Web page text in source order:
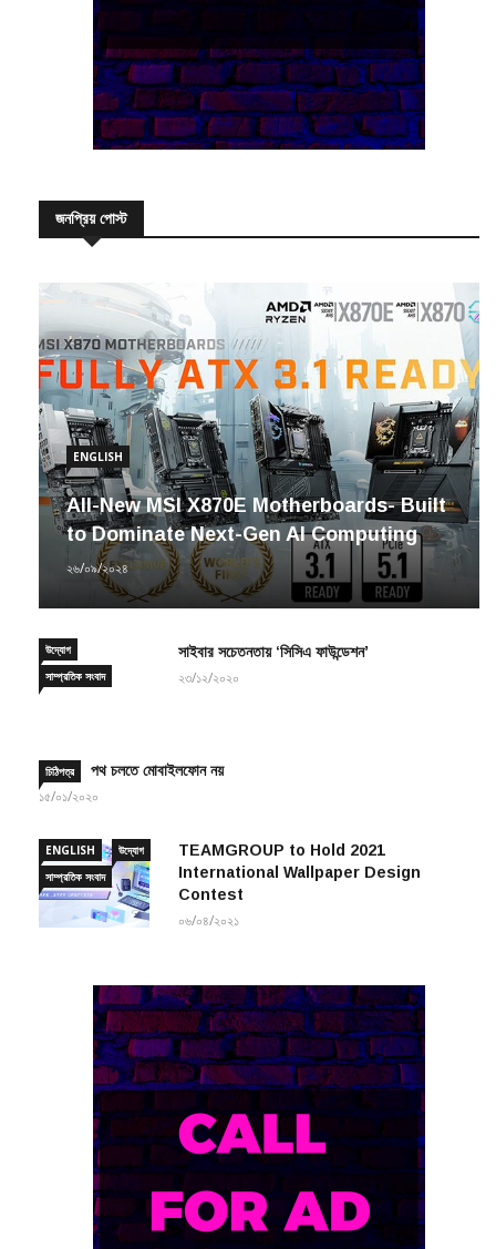
জনপ্রিয় পোস্ট
ENGLISH
All-New MSI X870E Motherboards- Built
to Dominate Next-Gen AI Computing
২৬/০৯/২০২৪
উদ্যোগ
সাম্প্রতিক সংবাদ
সাইবার সচেতনতায় ‘সিসিএ ফাউন্ডেশন’
২৩/১২/২০২০
চিঠিপত্র পথ চলতে মোবাইলফোন নয়
১৫/০১/২০২০
ENGLISH
উদ্যোগ
সাম্প্রতিক সংবাদ
TEAMGROUP to Hold 2021
International Wallpaper Design
Contest
০৬/০৪/২০২১